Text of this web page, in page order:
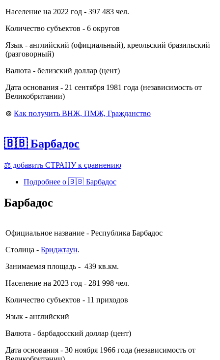
Население на 2022 год - 397 483 чел.
Количество субъектов - 6 округов
Язык - английский (официальный), креольский бразильский
(разговорный)
Валюта - белизский доллар (цент)
Дата основания - 21 сентября 1981 года (независимость от
Великобритании)
⊚ Как получить ВНЖ, ПМЖ, Гражданство
🇧🇧 Барбадос
⚖️ добавить СТРАНУ к сравнению
Подробнее о 🇧🇧 Барбадос
Барбадос
Официальное название - Республика Барбадос
Столица - Бриджтаун.
Занимаемая площадь - 439 кв.км.
Население на 2023 год - 281 998 чел.
Количество субъектов - 11 приходов
Язык - английский
Валюта - барбадосский доллар (цент)
Дата основания - 30 ноября 1966 года (независимость от